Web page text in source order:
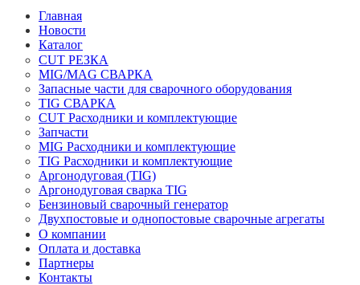
Главная
Новости
Каталог
CUT РЕЗКА
MIG/MAG СВАРКА
Запасные части для сварочного оборудования
TIG СВАРКА
CUT Расходники и комплектующие
Запчасти
MIG Расходники и комплектующие
TIG Расходники и комплектующие
Аргонодуговая (TIG)
Аргонодуговая сварка TIG
Бензиновый сварочный генератор
Двухпостовые и однопостовые сварочные агрегаты
О компании
Оплата и доставка
Партнеры
Контакты